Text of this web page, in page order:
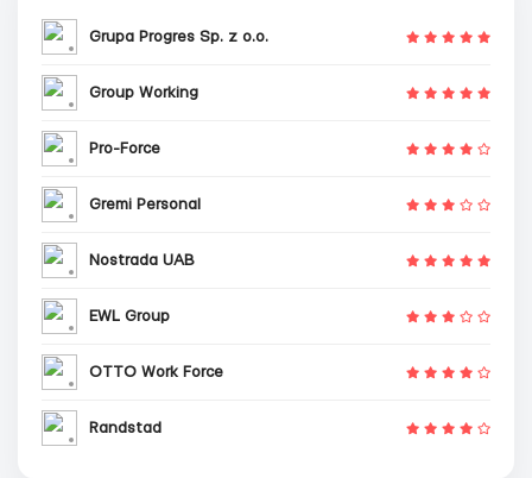
Grupa Progres Sp. z o.o.
Group Working
Pro-Force
Gremi Personal
Nostrada UAB
EWL Group
OTTO Work Force
Randstad